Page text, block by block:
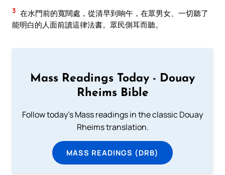
3 在水門前的寬闊處，從清早到晌午，在眾男女、一切聽了
能明白的人面前讀這律法書。眾民側耳而聽。
Mass Readings Today - Douay
Rheims Bible
Follow today's Mass readings in the classic Douay
Rheims translation.
MASS READINGS (DRB)